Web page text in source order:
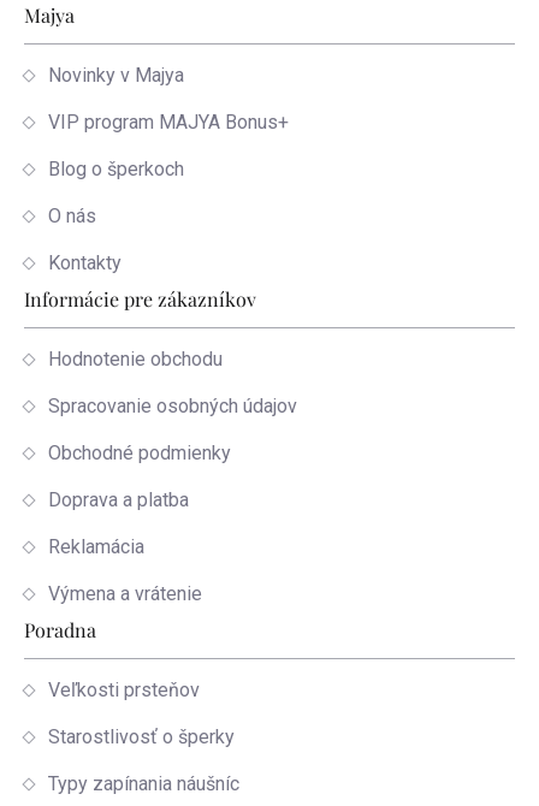
Zápätie
Majya
Novinky v Majya
VIP program MAJYA Bonus+
Blog o šperkoch
O nás
Kontakty
Informácie pre zákazníkov
Hodnotenie obchodu
Spracovanie osobných údajov
Obchodné podmienky
Doprava a platba
Reklamácia
Výmena a vrátenie
Poradna
Veľkosti prsteňov
Starostlivosť o šperky
Typy zapínania náušníc